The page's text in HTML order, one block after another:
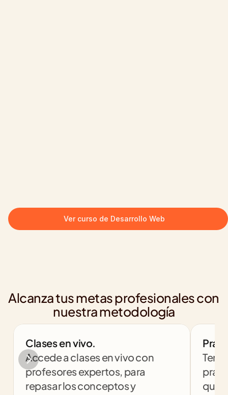
Alcanza tus metas profesionales con
nuestra metodología
Clases en vivo.
Accede a clases en vivo con
profesores expertos, para
repasar los conceptos y
que
Ver curso de Desarrollo Web